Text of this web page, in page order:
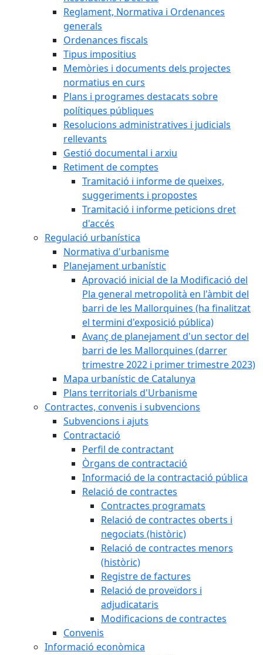
Reglament, Normativa i Ordenances
generals
Ordenances fiscals
Tipus impositius
Memòries i documents dels projectes
normatius en curs
Plans i programes destacats sobre
polítiques públiques
Resolucions administratives i judicials
rellevants
Gestió documental i arxiu
Retiment de comptes
Tramitació i informe de queixes,
suggeriments i propostes
Tramitació i informe peticions dret
d'accés
Regulació urbanística
Normativa d'urbanisme
Planejament urbanístic
Aprovació inicial de la Modificació del
Pla general metropolità en l'àmbit del
barri de les Mallorquines (ha finalitzat
el termini d'exposició pública)
Avanç de planejament d'un sector del
barri de les Mallorquines (darrer
trimestre 2022 i primer trimestre 2023)
Mapa urbanístic de Catalunya
Plans territorials d'Urbanisme
Contractes, convenis i subvencions
Subvencions i ajuts
Contractació
Perfil de contractant
Òrgans de contractació
Informació de la contractació pública
Relació de contractes
Contractes programats
Relació de contractes oberts i
negociats (històric)
Relació de contractes menors
(històric)
Registre de factures
Relació de proveïdors i
adjudicataris
Modificacions de contractes
Convenis
Informació econòmica